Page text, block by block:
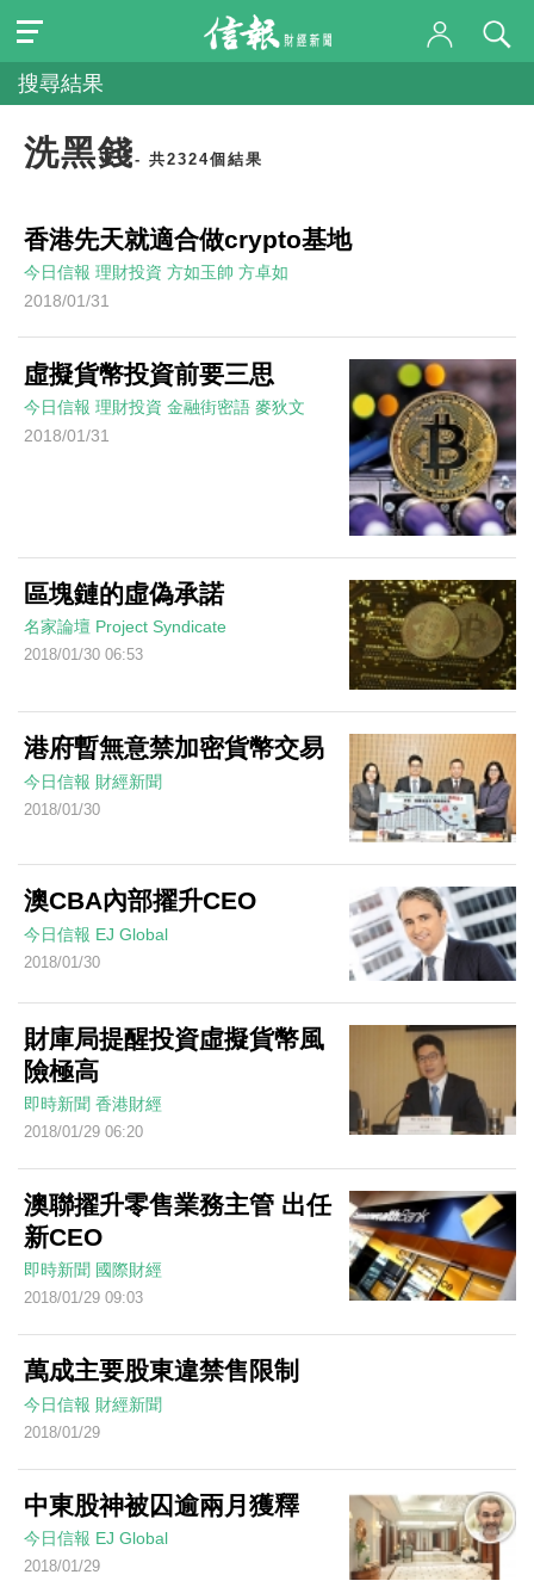
搜尋結果
洗黑錢- 共2324個結果
香港先天就適合做crypto基地
今日信報 理財投資 方如玉帥 方卓如
2018/01/31
虛擬貨幣投資前要三思
今日信報 理財投資 金融街密語 麥狄文
2018/01/31
區塊鏈的虛偽承諾
名家論壇 Project Syndicate
2018/01/30 06:53
港府暫無意禁加密貨幣交易
今日信報 財經新聞
2018/01/30
澳CBA內部擢升CEO
今日信報 EJ Global
2018/01/30
財庫局提醒投資虛擬貨幣風
險極高
即時新聞 香港財經
2018/01/29 06:20
澳聯擢升零售業務主管 出任
新CEO
即時新聞 國際財經
2018/01/29 09:03
萬成主要股東違禁售限制
今日信報 財經新聞
2018/01/29
中東股神被囚逾兩月獲釋
今日信報 EJ Global
2018/01/29